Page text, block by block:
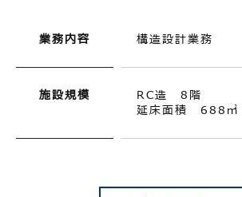
業務内容 構造設計業務
施設規模
RC造 8階
延床面積 688㎡